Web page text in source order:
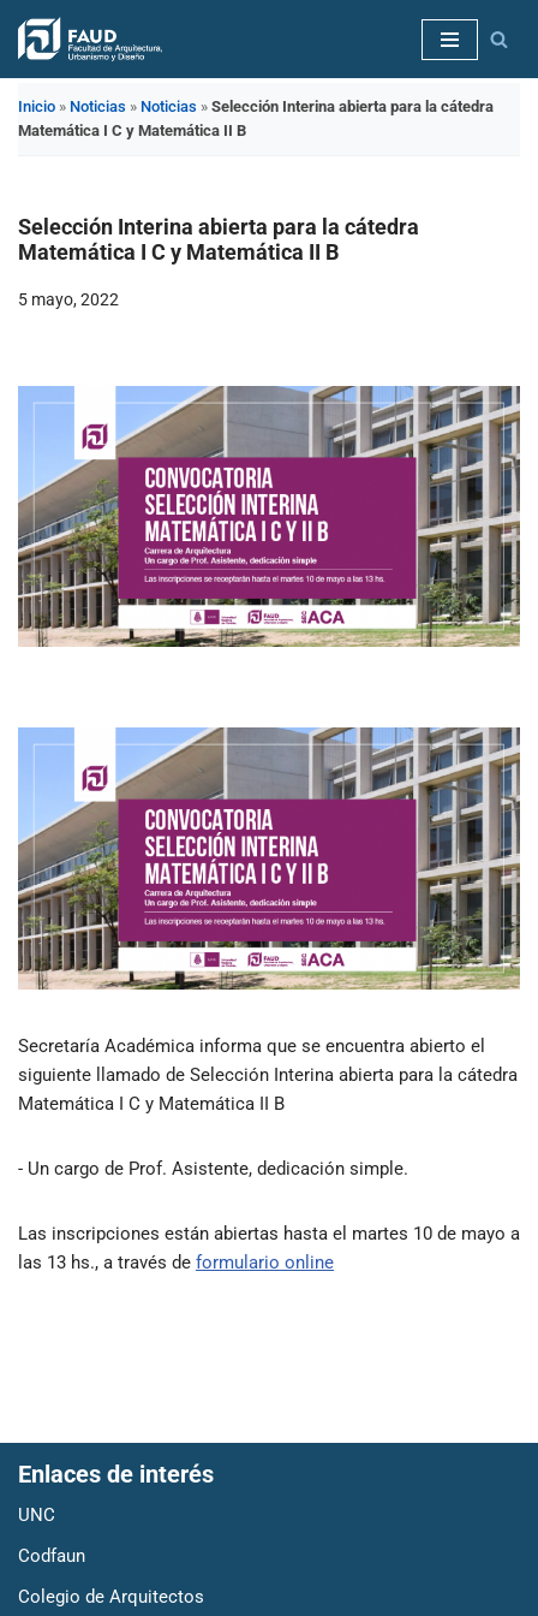
Saltar
contenido
Inicio » Noticias » Noticias » Selección Interina abierta para la cátedra
Matemática I C y Matemática II B
Selección Interina abierta para la cátedra
Matemática I C y Matemática II B
5 mayo, 2022
Secretaría Académica informa que se encuentra abierto el
siguiente llamado de Selección Interina abierta para la cátedra
Matemática I C y Matemática II B
- Un cargo de Prof. Asistente, dedicación simple.
Las inscripciones están abiertas hasta el martes 10 de mayo a
las 13 hs., a través de formulario online
Enlaces de interés
UNC
Codfaun
Colegio de Arquitectos